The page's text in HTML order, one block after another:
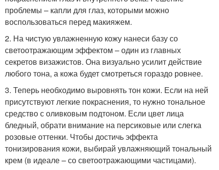
проблемы – капли для глаз, которыми можно
воспользоваться перед макияжем.
2. На чистую увлажненную кожу нанеси базу со
светоотражающим эффектом – один из главных
секретов визажистов. Она визуально усилит действие
любого тона, а кожа будет смотреться гораздо ровнее.
3. Теперь необходимо выровнять тон кожи. Если на ней
присутствуют легкие покраснения, то нужно тональное
средство с оливковым подтоном. Если цвет лица
бледный, обрати внимание на персиковые или слегка
розовые оттенки. Чтобы достичь эффекта
тонизирования кожи, выбирай увлажняющий тональный
крем (в идеале – со светоотражающими частицами).